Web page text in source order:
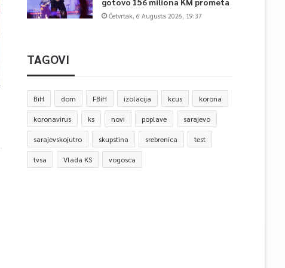
Četvrtak, 6 Augusta 2026, 19:37
TAGOVI
BiH dom FBiH izolacija kcus korona
koronavirus ks novi poplave sarajevo
sarajevskojutro skupstina srebrenica test
tvsa Vlada KS vogosca